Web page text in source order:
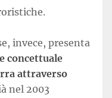
invece, presenta
concettuale
attraverso
nel 2003